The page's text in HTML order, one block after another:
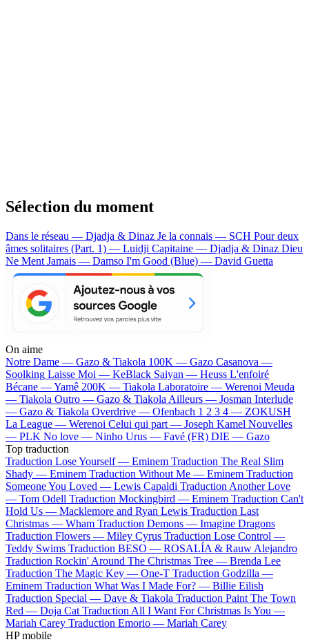
Sélection du moment
Dans le réseau — Djadja & Dinaz Je la connais — SCH Pour deux
âmes solitaires (Part. 1) — Luidji Capitaine — Djadja & Dinaz Dieu
Ne Ment Jamais — Damso I'm Good (Blue) — David Guetta
On aime
Notre Dame — Gazo & Tiakola 100K — Gazo Casanova —
Soolking Laisse Moi — KeBlack Saiyan — Heuss L'enfoiré
Bécane —Yamê 200K — Tiakola Laboratoire — Werenoi Meuda
— Tiakola Outro — Gazo & Tiakola Ailleurs — Josman Interlude
— Gazo & Tiakola Overdrive — Ofenbach 1 2 3 4 — ZOKUSH
La League — Werenoi Celui qui part — Joseph Kamel Nouvelles
— PLK No love — Ninho Urus — Favé (FR) DIE — Gazo
Top traduction
Traduction Lose Yourself — Eminem Traduction The Real Slim
Shady — Eminem Traduction Without Me — Eminem Traduction
Someone You Loved — Lewis Capaldi Traduction Another Love
— Tom Odell Traduction Mockingbird — Eminem Traduction Can't
Hold Us — Macklemore and Ryan Lewis Traduction Last
Christmas — Wham Traduction Demons — Imagine Dragons
Traduction Flowers — Miley Cyrus Traduction Lose Control —
Teddy Swims Traduction BESO — ROSALÍA & Rauw Alejandro
Traduction Rockin' Around The Christmas Tree — Brenda Lee
Traduction The Magic Key — One-T Traduction Godzilla —
Eminem Traduction What Was I Made For? — Billie Eilish
Traduction Special — Dave & Tiakola Traduction Paint The Town
Red — Doja Cat Traduction All I Want For Christmas Is You —
Mariah Carey Traduction Emorio — Mariah Carey
HP mobile